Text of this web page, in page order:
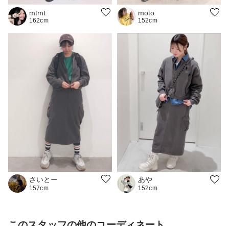
mtmt
162cm
moto
152cm
さいとー
157cm
あや
152cm